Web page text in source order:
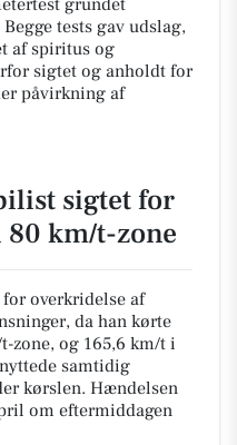
tests gav udslag,
af spiritus og
sigtet og anholdt for
påvirkning af
sigtet for
80 km/t-zone
overkridelse af
da han kørte
zone, og 165,6 km/t i
samtidig
kørslen. Hændelsen
om eftermiddagen